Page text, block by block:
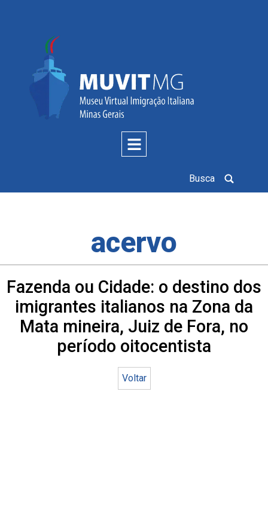
Busca
acervo
Fazenda ou Cidade: o destino dos
imigrantes italianos na Zona da
Mata mineira, Juiz de Fora, no
período oitocentista
Voltar